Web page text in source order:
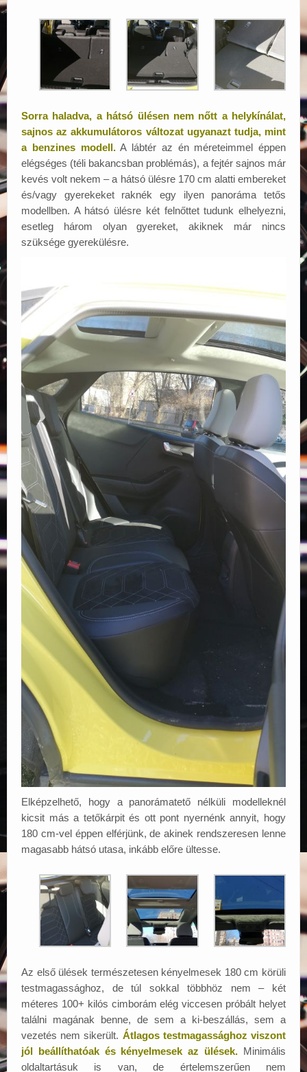
Sorra haladva, a hátsó ülésen nem nőtt a helykínálat,
sajnos az akkumulátoros változat ugyanazt tudja, mint
a benzines modell.A lábtér az én méreteimmel éppen
elégséges (téli bakancsban problémás), a fejtér sajnos már
kevés volt nekem – a hátsó ülésre 170 cm alatti embereket
és/vagy gyerekeket raknék egy ilyen panoráma tetős
modellben. A hátsó ülésre két felnőttet tudunk elhelyezni,
esetleg három olyan gyereket, akiknek már nincs
szüksége gyerekülésre.
Elképzelhető, hogy a panorámatető nélküli modelleknél
kicsit más a tetőkárpit és ott pont nyernénk annyit, hogy
180 cm-vel éppen elférjünk, de akinek rendszeresen lenne
magasabb hátsó utasa, inkább előre ültesse.
Az első ülések természetesen kényelmesek 180 cm körüli
testmagassághoz, de túl sokkal többhöz nem – két
méteres 100+ kilós cimborám elég viccesen próbált helyet
találni magának benne, de sem a ki-beszállás, sem a
vezetés nem sikerült. Átlagos testmagassághoz viszont
jól beállíthatóak és kényelmesek az ülések. Minimális
oldaltartásuk is van, de értelemszerűen nem